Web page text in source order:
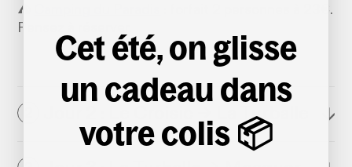
⛺️
: forfait 2 personnes à 23€.
Pensez à réserver.
Jour 2 : Le Croisic → La Turballe ↓
Cet été, on glisse
un cadeau dans
votre colis 📦